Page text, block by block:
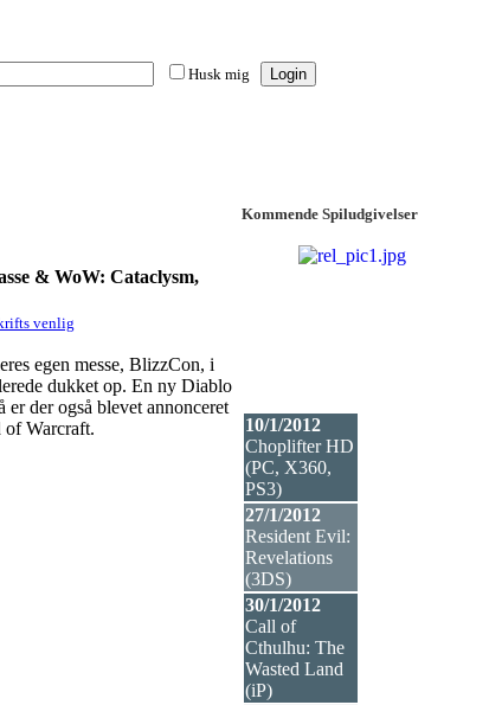
Husk mig
& WoW: Cataclysm,
egen messe, BlizzCon, i
dukket op. En ny Diablo
er der også blevet annonceret
of Warcraft.
Kommende Spiludgivelser
10/1/2012
Choplifter HD
(PC, X360,
PS3)
27/1/2012
Resident Evil:
Revelations
(3DS)
30/1/2012
Call of
Cthulhu: The
Wasted Land
(iP)